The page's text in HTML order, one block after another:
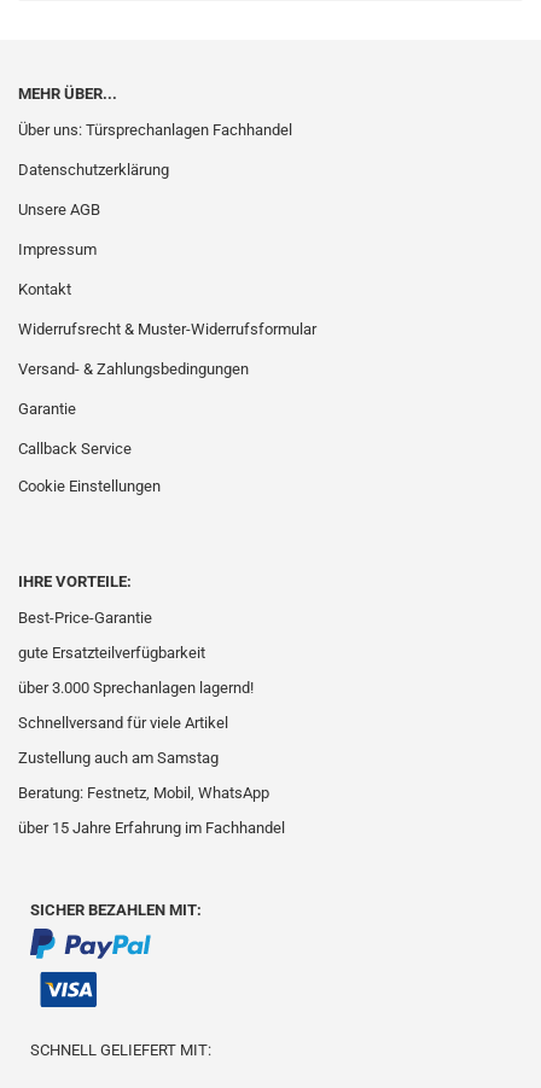
MEHR ÜBER...
Über uns: Türsprechanlagen Fachhandel
Datenschutzerklärung
Unsere AGB
Impressum
Kontakt
Widerrufsrecht & Muster-Widerrufsformular
Versand- & Zahlungsbedingungen
Garantie
Callback Service
Cookie Einstellungen
IHRE VORTEILE:
Best-Price-Garantie
gute Ersatzteilverfügbarkeit
über 3.000 Sprechanlagen lagernd!
Schnellversand für viele Artikel
Zustellung auch am Samstag
Beratung: Festnetz, Mobil, WhatsApp
über 15 Jahre Erfahrung im Fachhandel
SICHER BEZAHLEN MIT:
SCHNELL GELIEFERT MIT: